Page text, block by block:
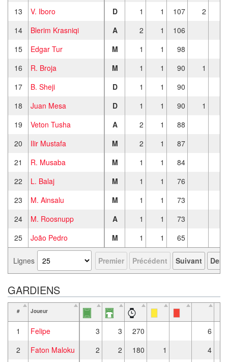
13
V. Iboro D 1 1 107 2
14
Blerim Krasniqi A 2 1
106
15
Edgar Tur M 1 1
98
16
R. Broja M 1 1 90
1
17
B. Sheji D 1 1
90
18
Juan Mesa D 1 1 90
1
19
Veton Tusha A 2 1
88
20
Ilir Mustafa M 2 1
87
21
R. Musaba M 1 1
84
22
L. Balaj M 1 1
76
23
M. Ainsalu M 1 1
73
24
M. Roosnupp A 1 1
73
25
João Pedro M 1 1 65
Lignes Premier Précédent Suivant
GARDIENS
# Joueur
1 Felipe 3 3 270
6
2
Faton Maloku 2 2 180 1
4